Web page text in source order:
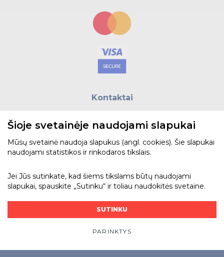
Kontaktai
Telefonas:+370 5 215 0070
Adresas: Vilkpėdės g. 4, LT-03151, Vilnius
Bendraukime
Šioje svetainėje naudojami slapukai
Mūsų svetainė naudoja slapukus (angl. cookies). Šie slapukai
naudojami statistikos ir rinkodaros tikslais.
Jei Jūs sutinkate, kad šiems tikslams būtų naudojami
slapukai, spauskite „Sutinku“ ir toliau naudokitės svetaine.
SUTINKU
PARINKTYS